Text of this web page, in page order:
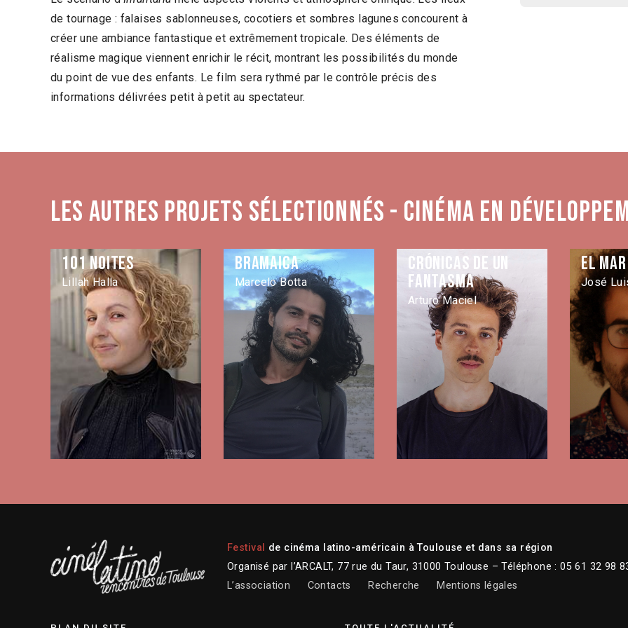
de tournage : falaises sablonneuses, cocotiers et sombres lagunes concourent à
créer une ambiance fantastique et extrêmement tropicale. Des éléments de
réalisme magique viennent enrichir le récit, montrant les possibilités du monde
du point de vue des enfants. Le film sera rythmé par le contrôle précis des
informations délivrées petit à petit au spectateur.
Les autres projets sélectionnés - Cinéma en
101 noites
Lillah Halla
Bramaica
Marcelo Botta
Crónicas de un
fantasma
Arturo Maciel
El mar
José
Festival de cinéma latino-américain à Toulouse et dans sa région
Organisé par l’ARCALT, 77 rue du Taur, 31000 Toulouse – Téléphone : 05 61 32 98
L’association
Contacts Recherche Mentions légales